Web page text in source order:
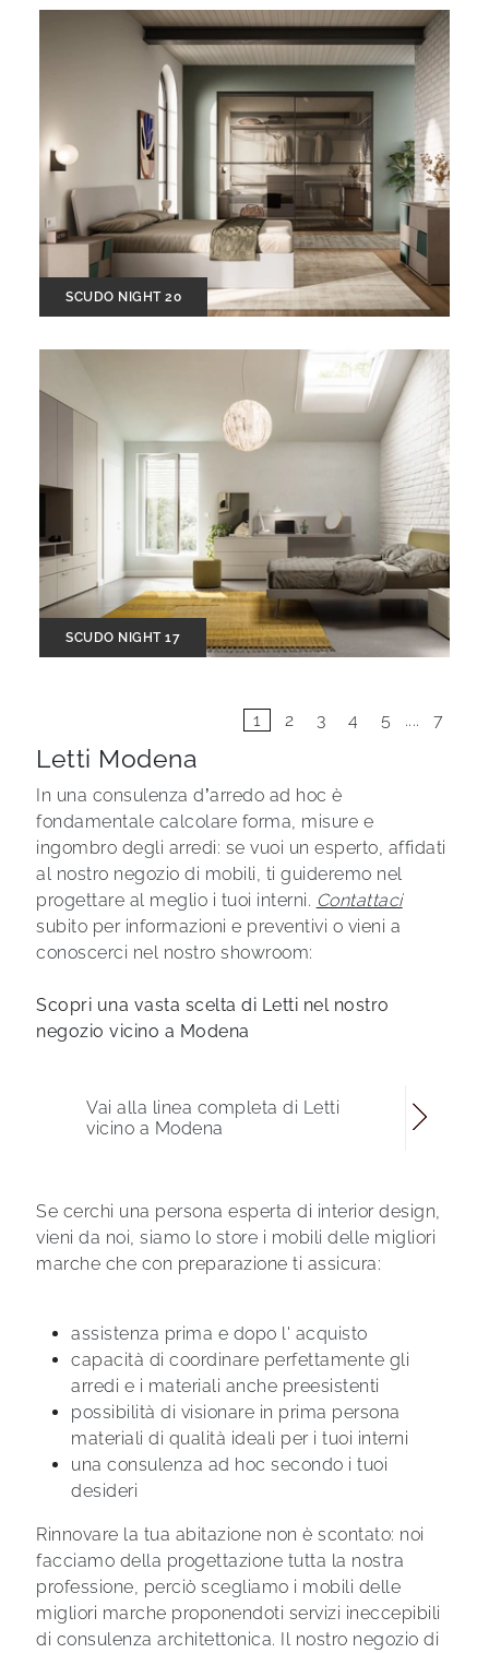
SCUDO NIGHT 20
SCUDO NIGHT 17
1 2 3 4 5 .... 7
Letti Modena
In una consulenza d’arredo ad hoc è
fondamentale calcolare forma, misure e
ingombro degli arredi: se vuoi un esperto, affidati
al nostro negozio di mobili, ti guideremo nel
progettare al meglio i tuoi interni. Contattaci
subito per informazioni e preventivi o vieni a
conoscerci nel nostro showroom:
Scopri una vasta scelta di Letti nel nostro
negozio vicino a Modena
Vai alla linea completa di Letti
vicino a Modena
Se cerchi una persona esperta di interior design,
vieni da noi, siamo lo store i mobili delle migliori
marche che con preparazione ti assicura:
assistenza prima e dopo l' acquisto
capacità di coordinare perfettamente gli
arredi e i materiali anche preesistenti
possibilità di visionare in prima persona
materiali di qualità ideali per i tuoi interni
una consulenza ad hoc secondo i tuoi
desideri
Rinnovare la tua abitazione non è scontato: noi
facciamo della progettazione tutta la nostra
professione, perciò scegliamo i mobili delle
migliori marche proponendoti servizi ineccepibili
di consulenza architettonica. Il nostro negozio di